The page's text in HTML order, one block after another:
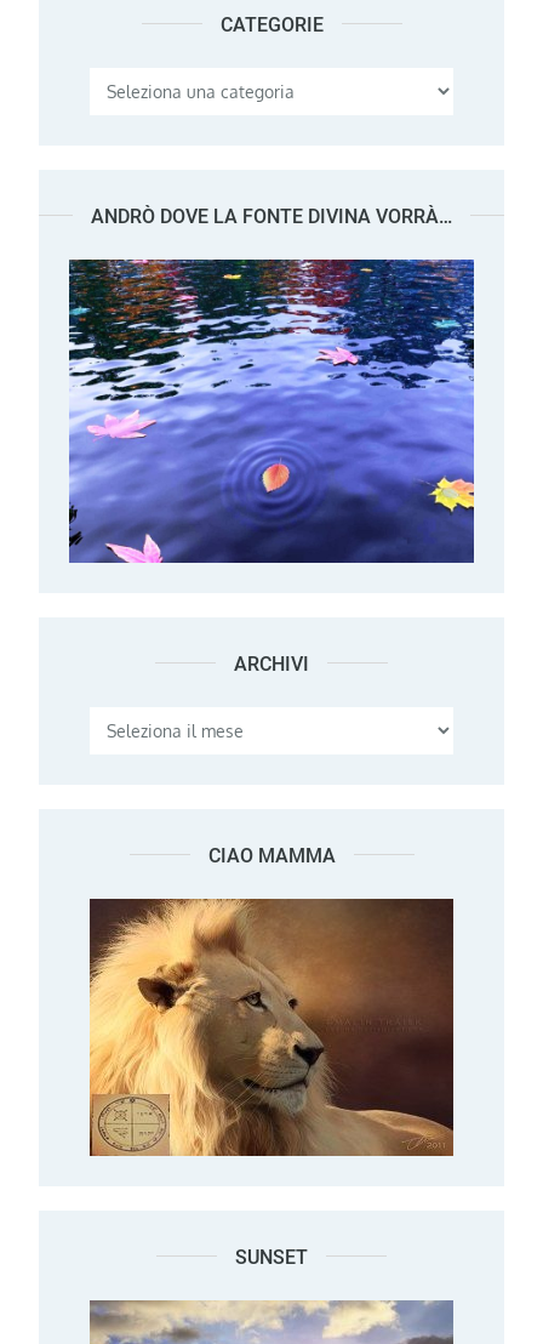
CATEGORIE
Categorie
ANDRÒ DOVE LA FONTE DIVINA VORRÀ…
ARCHIVI Archivi
CIAO MAMMA
SUNSET